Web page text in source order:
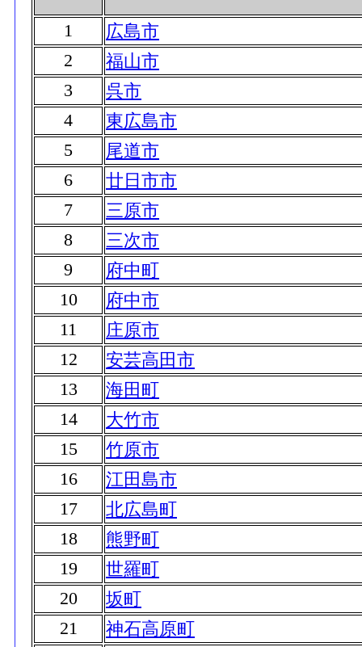
1
広島市
2
福山市
3
呉市
4
東広島市
5
尾道市
6
廿日市市
7
三原市
8
三次市
9
府中町
10
府中市
11
庄原市
12
安芸高田市
13
海田町
14
大竹市
15
竹原市
16
江田島市
17
北広島町
18
熊野町
19
世羅町
20
坂町
21
神石高原町